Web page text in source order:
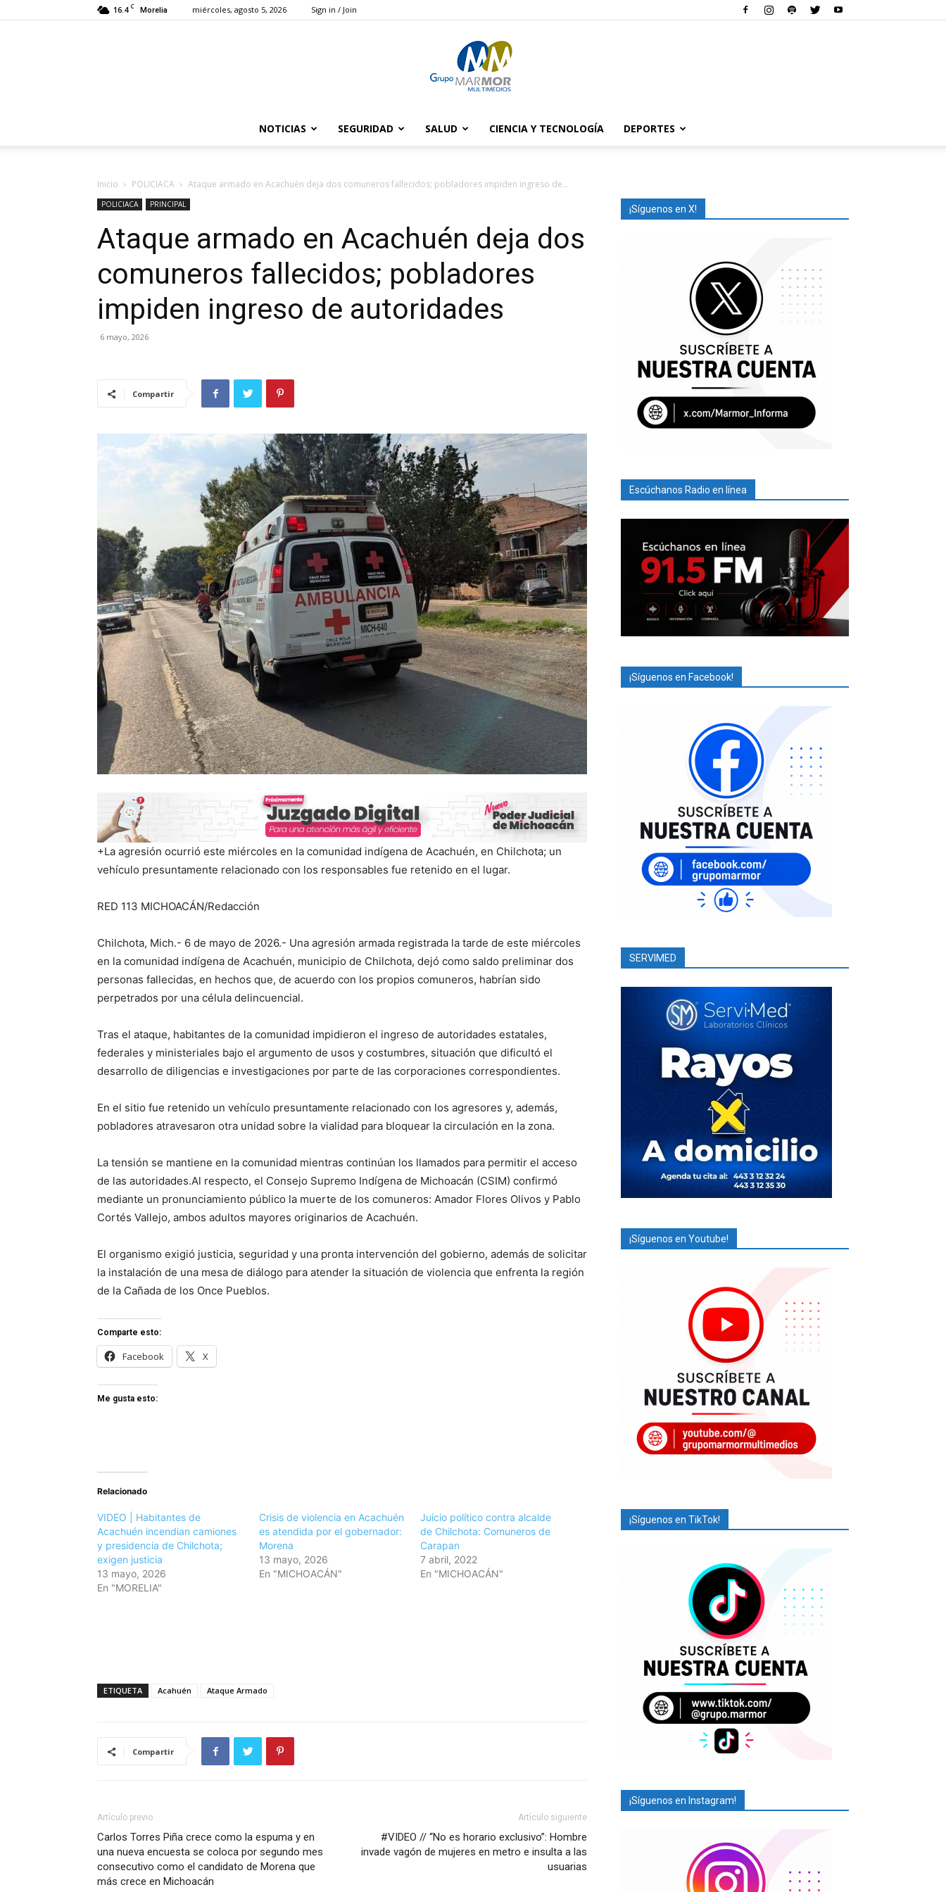
16.4 C Morelia miércoles, agosto 5, 2026 Sign in / Join
Marmor
NOTICIAS SEGURIDAD SALUD CIENCIA Y TECNOLOGÍA DEPORTES
Inicio POLICIACA Ataque armado en Acachuén deja dos comuneros fallecidos; pobladores impiden ingreso de...
POLICIACA PRINCIPAL
Ataque armado en Acachuén deja dos
comuneros fallecidos; pobladores
impiden ingreso de autoridades
6 mayo, 2026
Compartir
+La agresión ocurrió este miércoles en la comunidad indígena de Acachuén, en Chilchota; un
vehículo presuntamente relacionado con los responsables fue retenido en el lugar.
RED 113 MICHOACÁN/Redacción
Chilchota, Mich.- 6 de mayo de 2026.- Una agresión armada registrada la tarde de este miércoles
en la comunidad indígena de Acachuén, municipio de Chilchota, dejó como saldo preliminar dos
personas fallecidas, en hechos que, de acuerdo con los propios comuneros, habrían sido
perpetrados por una célula delincuencial.
Tras el ataque, habitantes de la comunidad impidieron el ingreso de autoridades estatales,
federales y ministeriales bajo el argumento de usos y costumbres, situación que dificultó el
desarrollo de diligencias e investigaciones por parte de las corporaciones correspondientes.
En el sitio fue retenido un vehículo presuntamente relacionado con los agresores y, además,
pobladores atravesaron otra unidad sobre la vialidad para bloquear la circulación en la zona.
La tensión se mantiene en la comunidad mientras continúan los llamados para permitir el acceso
de las autoridades.Al respecto, el Consejo Supremo Indígena de Michoacán (CSIM) confirmó
mediante un pronunciamiento público la muerte de los comuneros: Amador Flores Olivos y Pablo
Cortés Vallejo, ambos adultos mayores originarios de Acachuén.
El organismo exigió justicia, seguridad y una pronta intervención del gobierno, además de solicitar
la instalación de una mesa de diálogo para atender la situación de violencia que enfrenta la región
de la Cañada de los Once Pueblos.
Comparte esto:
Facebook X
Me gusta esto:
Relacionado
VIDEO | Habitantes de
Acachuén incendian camiones
y presidencia de Chilchota;
exigen justicia
13 mayo, 2026
En "MORELIA"
Crisis de violencia en Acachuén
es atendida por el gobernador:
Morena
13 mayo, 2026
En "MICHOACÁN"
Juicio político contra alcalde
de Chilchota: Comuneros de
Carapan
7 abril, 2022
En "MICHOACÁN"
ETIQUETA Acahuén Ataque Armado
Compartir
Artículo previo
Carlos Torres Piña crece como la espuma y en
una nueva encuesta se coloca por segundo mes
consecutivo como el candidato de Morena que
más crece en Michoacán
Artículo siguiente
#VIDEO // “No es horario exclusivo”: Hombre
invade vagón de mujeres en metro e insulta a las
usuarias
¡Síguenos en X!
Escúchanos Radio en línea
¡Síguenos en Facebook!
SERVIMED
¡Síguenos en Youtube!
¡Síguenos en TikTok!
¡Síguenos en Instagram!